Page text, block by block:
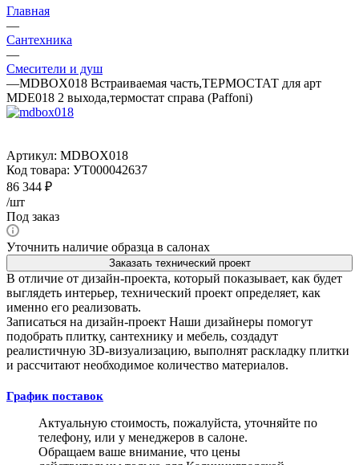
Главная
—
Сантехника
—
Смесители и душ
—MDBOX018 Встраиваемая часть,ТЕРМОСТАТ для арт
MDE018 2 выхода,термостат справа (Paffoni)
Артикул: MDBOX018
Код товара: УТ000042637
86 344 ₽
/шт
Под заказ
Уточнить наличие образца в салонах
Заказать технический проект
В отличие от дизайн-проекта, который показывает, как будет
выглядеть интерьер, технический проект определяет, как
именно его реализовать.
Записаться на дизайн-проект Наши дизайнеры помогут
подобрать плитку, сантехнику и мебель, создадут
реалистичную 3D-визуализацию, выполнят раскладку плитки
и рассчитают необходимое количество материалов.
График поставок
Актуальную стоимость, пожалуйста, уточняйте по
телефону, или у менеджеров в салоне.
Обращаем ваше внимание, что цены